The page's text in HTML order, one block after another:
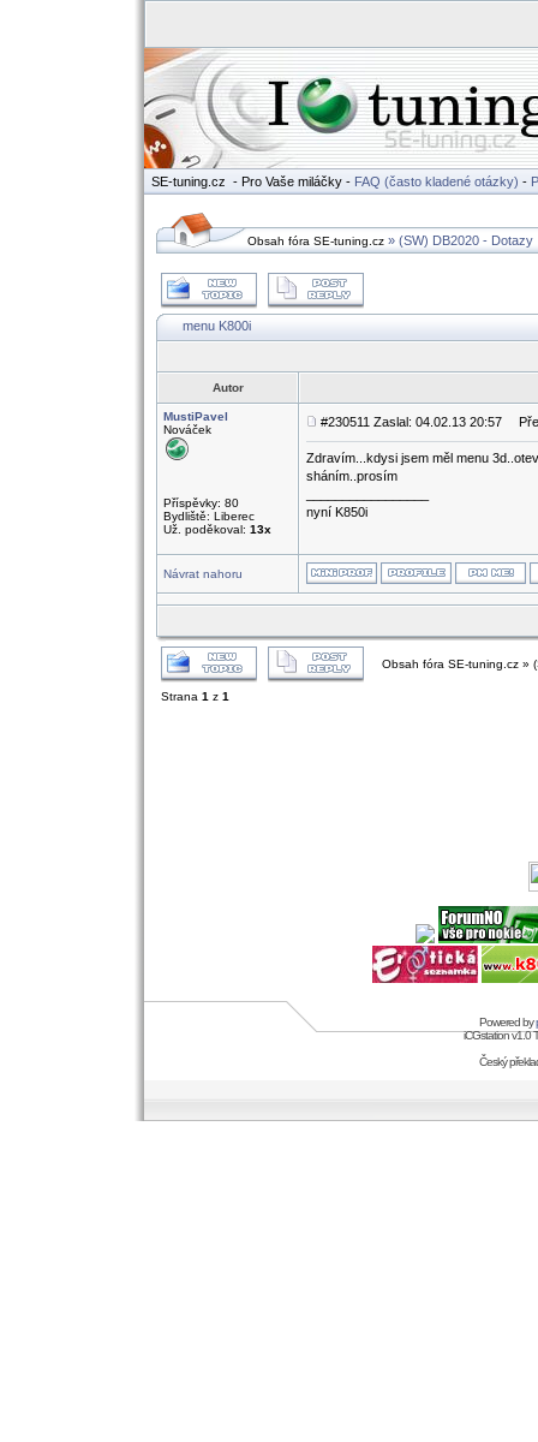
SE-tuning.cz - Pro Vaše miláčky - FAQ (často kladené otázky) -
Obsah fóra SE-tuning.cz » (SW) DB2020 - Dotazy
menu K800i
Autor
MustiPavel
Nováček
Příspěvky: 80
Bydliště: Liberec
Už. poděkoval: 13x
#230511 Zaslal: 04.02.13 20:57
Zdravím...kdysi jsem měl menu
sháním..prosím
nyní K850i
Návrat nahoru
Obsah fóra SE-tuning.cz »
Strana 1 z 1
Powered by
iCGstation v1.0
Český